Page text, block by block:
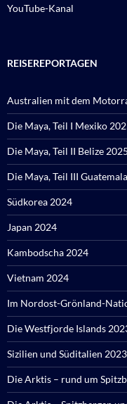
YouTube-Kanal
REISEREPORTAGEN
Australien mit dem
Die Maya, Teil I Mexiko
Die Maya, Teil II Belize 2025
Die Maya, Teil III
Südkorea 2024
Japan 2024
Kambodscha 2024
Vietnam 2024
Im Nordost-Grönland-
Die Westfjorde Islands
Sizilien und Süditalien 2023
Die Arktis – rund um